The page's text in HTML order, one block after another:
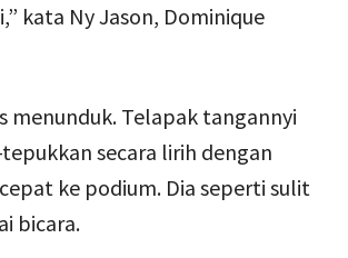
kata Ny Jason, Dominique
menunduk. Telapak tangannyi
secara lirih dengan
ke podium. Dia seperti sulit
bicara.